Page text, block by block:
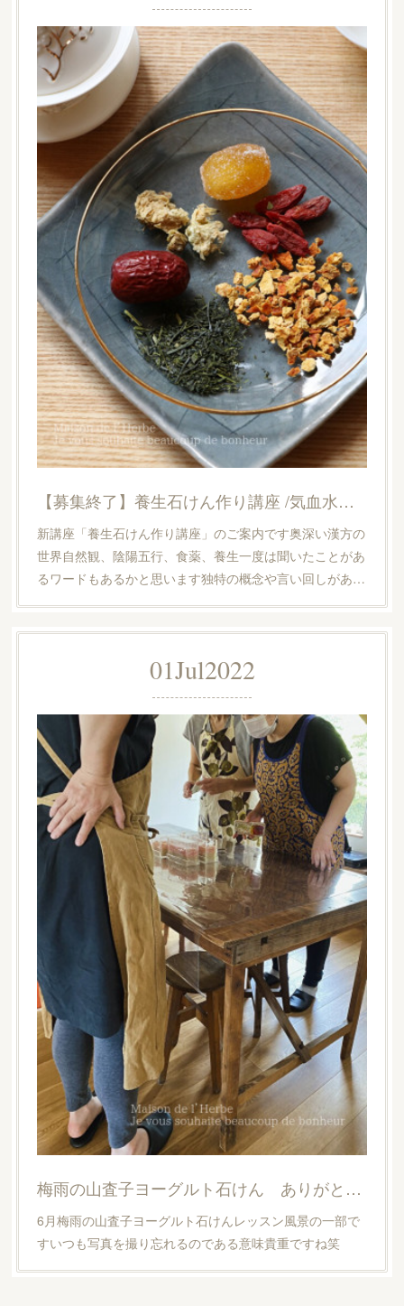
【募集終了】養生石けん作り講座 /気血水の頁
新講座「養生石けん作り講座」のご案内です奥深い漢方の
世界自然観、陰陽五行、食薬、養生一度は聞いたことがあ
るワードもあるかと思います独特の概念や言い回しがあ…
01Jul2022
梅雨の山査子ヨーグルト石けん ありがとうございました
6月梅雨の山査子ヨーグルト石けんレッスン風景の一部で
すいつも写真を撮り忘れるのである意味貴重ですね笑